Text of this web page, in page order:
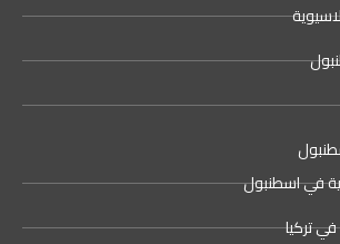
في اسطنبول
تركيا